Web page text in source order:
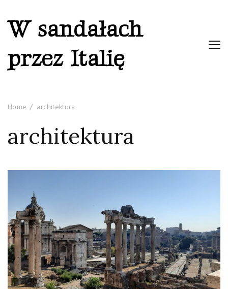
W sandałach
przez Italię
Home architektura
architektura